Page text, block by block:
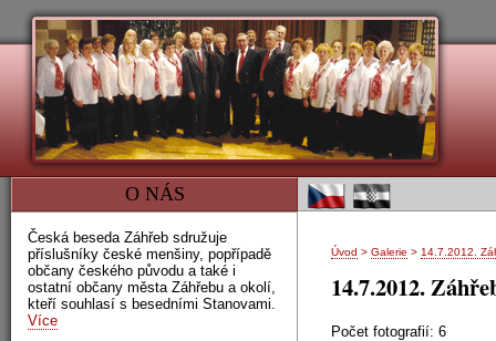
O NÁS
Česká beseda Záhřeb sdružuje
příslušníky české menšiny, popřípadě
občany českého původu a také i
ostatní občany města Záhřebu a okolí,
kteří souhlasí s besedními Stanovami.
Více
Úvod >Galerie > 14.7.2012.
14.7.2012.
Počet fotografií: 6